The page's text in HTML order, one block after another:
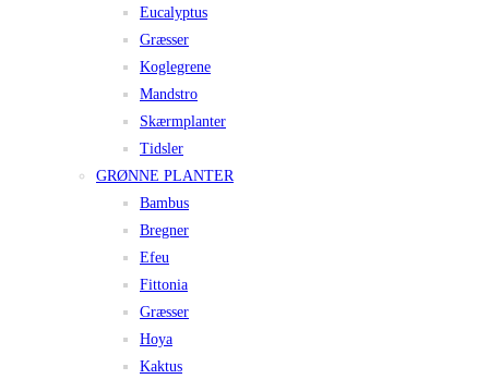
Eucalyptus
Græsser
Koglegrene
Mandstro
Skærmplanter
Tidsler
GRØNNE PLANTER
Bambus
Bregner
Efeu
Fittonia
Græsser
Hoya
Kaktus